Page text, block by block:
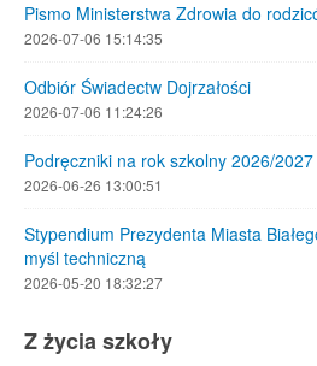
Pismo Ministerstwa Zdrowia do
2026-07-06 15:14:35
Odbiór Świadectw Dojrzałości
2026-07-06 11:24:26
Podręczniki na rok szkolny 2026/2027
2026-06-26 13:00:51
Stypendium Prezydenta Miasta
myśl techniczną
2026-05-20 18:32:27
Z życia szkoły